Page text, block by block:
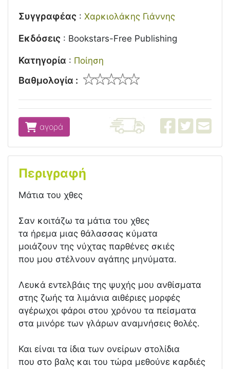
Συγγραφέας : Χαρκιολάκης Γιάννης
Εκδόσεις : Bookstars-Free Publishing
Κατηγορία : Ποίηση
Βαθμολογία :
αγορά
Περιγραφή
Μάτια του χθες
Σαν κοιτάζω τα μάτια του χθες
τα ήρεμα μιας θάλασσας κύματα
μοιάζουν της νύχτας παρθένες σκιές
που μου στέλνουν αγάπης μηνύματα.
Λευκά εντελβάις της ψυχής μου ανθίσματα
στης ζωής τα λιμάνια αιθέριες μορφές
αγέρωχοι φάροι στου χρόνου τα πείσματα
στα μινόρε των γλάρων αναμνήσεις θολές.
Και είναι τα ίδια των ονείρων στολίδια
που στο βαλς και του τώρα μεθούνε καρδιές